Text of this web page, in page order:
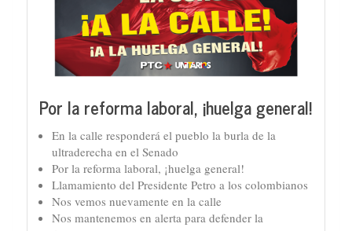
Por la reforma laboral, ¡huelga general!
En la calle responderá el pueblo la burla de la
ultraderecha en el Senado
Por la reforma laboral, ¡huelga general!
Llamamiento del Presidente Petro a los colombianos
Nos vemos nuevamente en la calle
Nos mantenemos en alerta para defender la